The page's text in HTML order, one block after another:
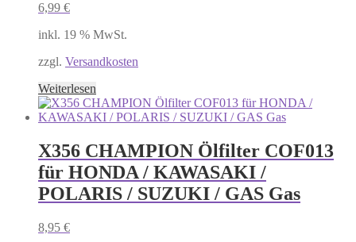
6,99 €
inkl. 19 % MwSt.
zzgl. Versandkosten
Weiterlesen
X356 CHAMPION Ölfilter COF013
für HONDA / KAWASAKI /
POLARIS / SUZUKI / GAS Gas
8,95 €